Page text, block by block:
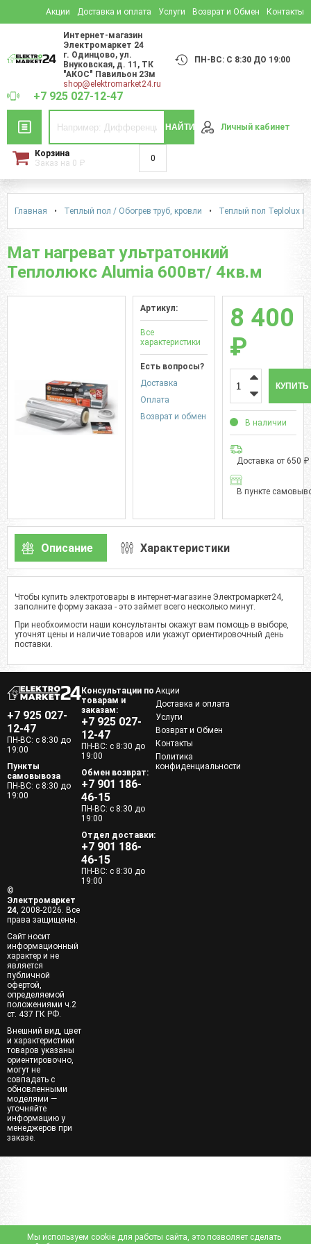
Акции Доставка и оплата Услуги Возврат и Обмен Контакты
Интернет-магазин
Электромаркет 24
г. Одинцово,ул.
Внуковская, д. 11 , ТК
"АКОС" Павильон 23м
shop@elektromarket24.ru
ПН-ВС: С 8:30 ДО 19:00
+7 925 027-12-47
НАЙТИ Личный кабинет
Корзина
Заказ на 0 ₽ 0
Главная • Теплый пол / Обогрев труб, кровли • Теплый пол Teplolux
Мат нагреват ультратонкий
Теплолюкс Alumia 600вт/ 4кв.м
Артикул:
Все
характеристики
Есть вопросы?
Доставка
Оплата
Возврат и обмен
8 400
₽
КУПИТЬ
В наличии
Доставка от 650 ₽
В пункте
Описание Характеристики
Чтобы купить электротовары в интернет-магазине Электромаркет24,
заполните форму заказа - это займет всего несколько минут.
При необхоимости наши консультанты окажут вам помощь в выборе,
уточнят цены и наличие товаров или укажут ориентировочный день
поставки.
+7 925 027-
12-47
ПН-ВС: с 8:30 до
19:00
Пункты
самовывоза
ПН-ВС: с 8:30 до
19:00
Консультации по
товарам и
заказам:
+7 925 027-
12-47
ПН-ВС: с 8:30 до
19:00
Обмен возврат:
+7 901 186-
46-15
ПН-ВС: с 8:30 до
19:00
Отдел доставки:
+7 901 186-
46-15
ПН-ВС: с 8:30 до
19:00
Акции
Доставка и оплата
Услуги
Возврат и Обмен
Контакты
Политика
конфиденциальности
©
Электромаркет
24, 2008-2026. Все
права защищены.
Сайт носит
информационный
характер и не
является
публичной
офертой,
определяемой
положениями ч.2
ст. 437 ГК РФ.
Внешний вид, цвет
и характеристики
товаров указаны
ориентировочно,
могут не
совпадать с
обновленными
моделями —
уточняйте
информацию у
менеджеров при
заказе.
Мы используем cookie для работы сайта, это позволяет сделать